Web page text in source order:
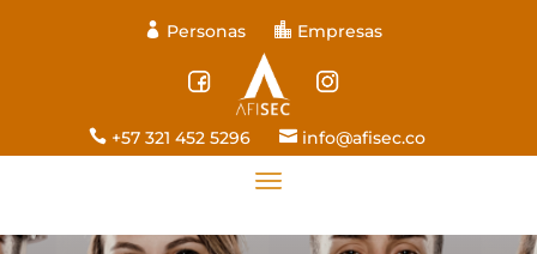
 Personas  Empresas
+57 321 452 5296 info@afisec.co